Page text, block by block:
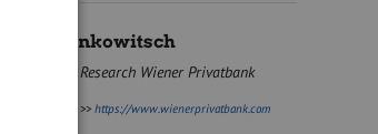
Mario Tunkowitsch
Research Wiener Privatbank
>>https://www.wienerprivatbank.com